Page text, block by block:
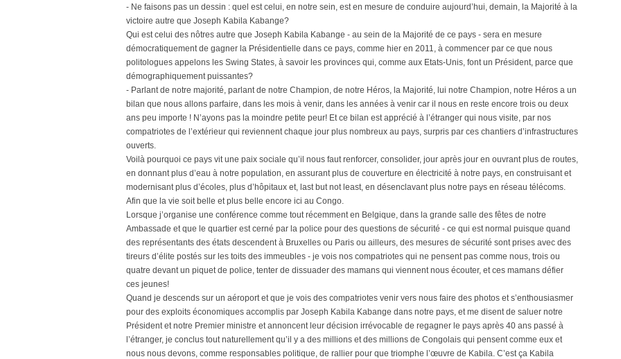
- Ne faisons pas un dessin : quel est celui, en notre sein, est en mesure de conduire aujourd’hui, demain, la Majorité à la
victoire autre que Joseph Kabila Kabange?
Qui est celui des nôtres autre que Joseph Kabila Kabange - au sein de la Majorité de ce pays - sera en mesure
démocratiquement de gagner la Présidentielle dans ce pays, comme hier en 2011, à commencer par ce que nous
politologues appelons les Swing States, à savoir les provinces qui, comme aux Etats-Unis, font un Président, parce que
démographiquement puissantes?
- Parlant de notre majorité, parlant de notre Champion, de notre Héros, la Majorité, lui notre Champion, notre Héros a un
bilan que nous allons parfaire, dans les mois à venir, dans les années à venir car il nous en reste encore trois ou deux
ans peu importe ! N’ayons pas la moindre petite peur! Et ce bilan est apprécié à l’étranger qui nous visite, par nos
compatriotes de l’extérieur qui reviennent chaque jour plus nombreux au pays, surpris par ces chantiers d’infrastructures
ouverts.
Voilà pourquoi ce pays vit une paix sociale qu’il nous faut renforcer, consolider, jour après jour en ouvrant plus de routes,
en donnant plus d’eau à notre population, en assurant plus de couverture en électricité à notre pays, en construisant et
modernisant plus d’écoles, plus d’hôpitaux et, last but not least, en désenclavant plus notre pays en réseau télécoms.
Afin que la vie soit belle et plus belle encore ici au Congo.
Lorsque j’organise une conférence comme tout récemment en Belgique, dans la grande salle des fêtes de notre
Ambassade et que le quartier est cerné par la police pour des questions de sécurité - ce qui est normal puisque quand
des représentants des états descendent à Bruxelles ou Paris ou ailleurs, des mesures de sécurité sont prises avec des
tireurs d’élite postés sur les toits des immeubles - je vois nos compatriotes qui ne pensent pas comme nous, trois ou
quatre devant un piquet de police, tenter de dissuader des mamans qui viennent nous écouter, et ces mamans défier
ces jeunes!
Quand je descends sur un aéroport et que je vois des compatriotes venir vers nous faire des photos et s’enthousiasmer
pour des exploits économiques accomplis par Joseph Kabila Kabange dans notre pays, et me disent de saluer notre
Président et notre Premier ministre et annoncent leur décision irrévocable de regagner le pays après 40 ans passé à
l’étranger, je conclus tout naturellement qu’il y a des millions et des millions de Congolais qui pensent comme eux et
nous nous devons, comme responsables politique, de rallier pour que triomphe l’œuvre de Kabila. C’est ça Kabila